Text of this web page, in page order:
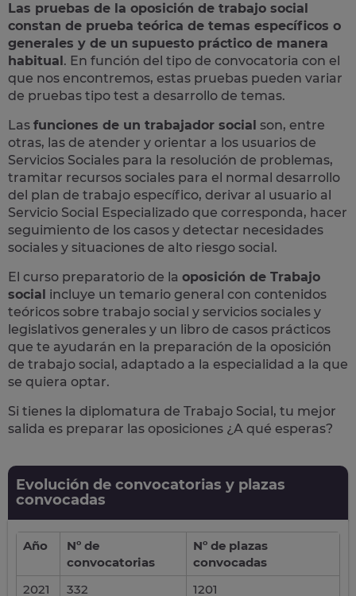
Las pruebas de la oposición de trabajo social
constan de prueba teórica de temas específicos o
generales y de un supuesto práctico de manera
habitual. En función del tipo de convocatoria con el
que nos encontremos, estas pruebas pueden variar
de pruebas tipo test a desarrollo de temas.
Las funciones de un trabajador social son, entre
otras, las de atender y orientar a los usuarios de
Servicios Sociales para la resolución de problemas,
tramitar recursos sociales para el normal desarrollo
del plan de trabajo específico, derivar al usuario al
Servicio Social Especializado que corresponda, hacer
seguimiento de los casos y detectar necesidades
sociales y situaciones de alto riesgo social.
El curso preparatorio de la oposición de Trabajo
social incluye un temario general con contenidos
teóricos sobre trabajo social y servicios sociales y
legislativos generales y un libro de casos prácticos
que te ayudarán en la preparación de la oposición
de trabajo social, adaptado a la especialidad a la que
se quiera optar.
Si tienes la diplomatura de Trabajo Social, tu mejor
salida es preparar las oposiciones ¿A qué esperas?
Evolución de convocatorias y plazas
convocadas
Año
Nº de
convocatorias
Nº de plazas
convocadas
2021
332 1201